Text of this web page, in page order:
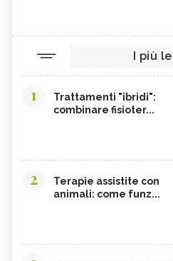
I più
1
Trattamenti "ibridi":
combinare fisioter...
2
Terapie assistite con
animali: come funz...